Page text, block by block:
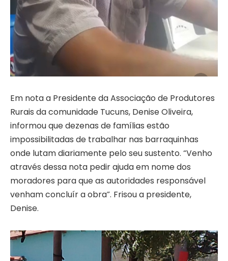
Em nota a Presidente da Associação de Produtores
Rurais da comunidade Tucuns, Denise Oliveira,
informou que dezenas de famílias estão
impossibilitadas de trabalhar nas barraquinhas
onde lutam diariamente pelo seu sustento. “Venho
através dessa nota pedir ajuda em nome dos
moradores para que as autoridades responsável
venham concluír a obra”. Frisou a presidente,
Denise.